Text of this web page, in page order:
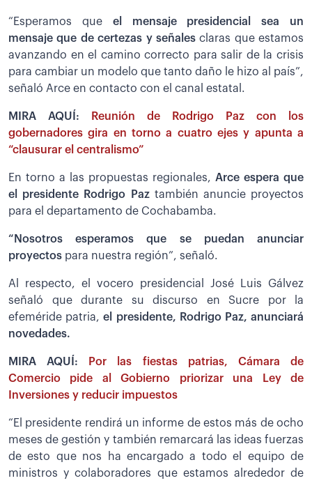
“Esperamos queel mensaje presidencial sea un
mensaje que de certezas y señalesclaras que estamos
avanzando en el camino correcto para salir de la crisis
para cambiar un modelo que tanto daño le hizo al país”,
señaló Arce en contacto con el canal estatal.
MIRA AQUÍ:
Reunión de Rodrigo Paz con los
gobernadores gira en torno a cuatro ejes y apunta a
“clausurar el centralismo”
En torno a las propuestas regionales, Arce espera que
el presidente Rodrigo Paz también anuncie proyectos
para el departamento de Cochabamba.
“Nosotros esperamos que se puedan anunciar
proyectos para nuestra región”, señaló.
Al respecto, el vocero presidencial José Luis Gálvez
señaló que durante su discurso en Sucre por la
efeméride patria,el presidente, Rodrigo Paz, anunciará
novedades.
MIRA AQUÍ:
Por las fiestas patrias, Cámara de
Comercio pide al Gobierno priorizar una Ley de
Inversiones y reducir impuestos
“El presidente rendirá un informe de estos más de ocho
meses de gestión y también remarcará las ideas fuerzas
de esto que nos ha encargado a todo el equipo de
ministros y colaboradores que estamos alrededor de